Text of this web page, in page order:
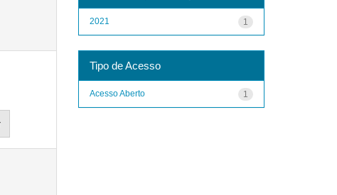
1
2021
Tipo de Acesso
1
Acesso Aberto